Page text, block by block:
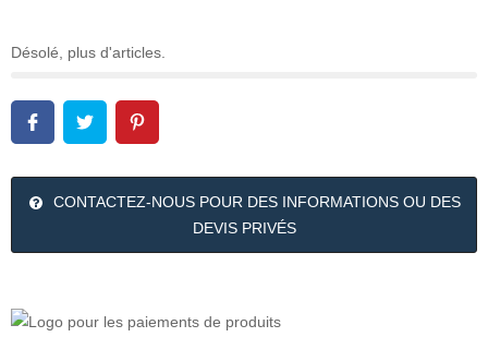
Désolé, plus d'articles.
CONTACTEZ-NOUS POUR DES INFORMATIONS OU DES
DEVIS PRIVÉS